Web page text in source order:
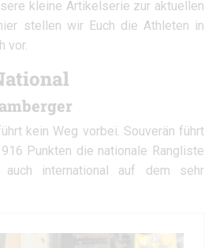
kleine Artikelserie zur aktuellen
stellen wir Euch die Athleten in
vor.
kein Weg vorbei. Souverän führt
Punkten die nationale Rangliste
international auf dem sehr